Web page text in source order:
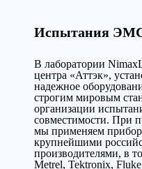
Испытания ЭМС
В лаборатории
центра «Аттэк»,
надежное
строгим мировым
организации
совместимости. При
мы применяем
крупнейшими
производителями, в
Metrel, Tektronix,